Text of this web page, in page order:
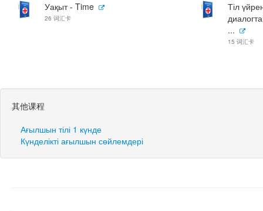
Уақыт - Time
26 词汇卡
Тіл
...
15 词汇卡
其他课程
Ағылшын тілі 1 күнде
Күнделікті ағылшын сөйлемдері